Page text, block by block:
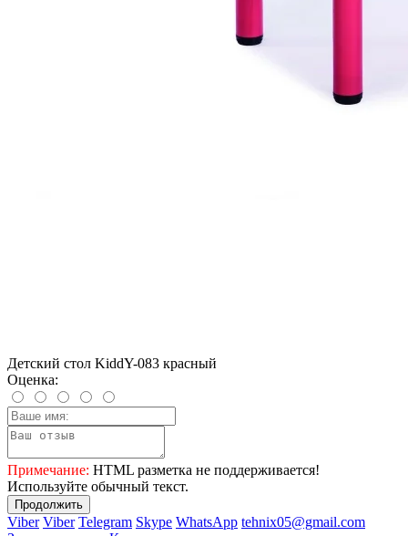
Детский стол KiddY-083 красный
Оценка:
Примечание: HTML разметка не поддерживается!
Используйте обычный текст.
Продолжить
Viber Viber Telegram Skype WhatsApp tehnix05@gmail.com